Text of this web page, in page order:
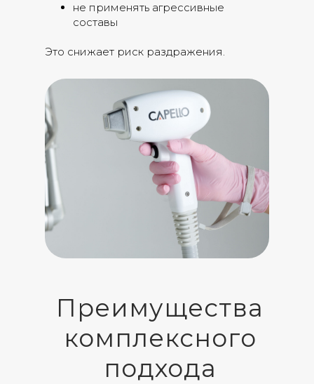
не применять агрессивные
составы
Это снижает риск раздражения.
Преимущества
комплексного
подхода